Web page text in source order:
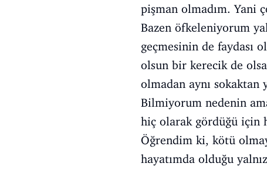
pişman olmadım. Yani
Bazen öfkeleniyorum
geçmesinin de faydası
olsun bir kerecik de
olmadan aynı
Bilmiyorum nedenin
hiç olarak gördüğü için
Öğrendim ki, kötü
hayatımda olduğu